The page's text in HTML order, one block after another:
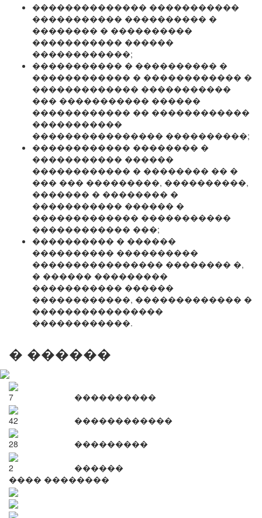
�������������� �����������
����������� ���������� �
�������� � ����������
����������� ������
������������;
����������� � ���������� �
������������ � ������������ �
������������� �����������
��� ����������� ������
������������ �� ������������
�����������
���������������� ����������;
������������ �������� �
����������� ������
������������ � �������� �� �
��� ��� ���������, ����������,
������� � �������� �
����������� ������ �
������������� �����������
������������ ���;
���������� � ������
���������� ����������
���������������� �������� �,
� ������ ���������
����������� ������
������������, ������������� �
����������������
������������.
� ������
7 ����������
42 ������������
28 ���������
2
������
���� ��������